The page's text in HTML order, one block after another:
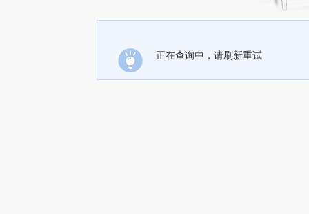
正在查询中，请刷新重试